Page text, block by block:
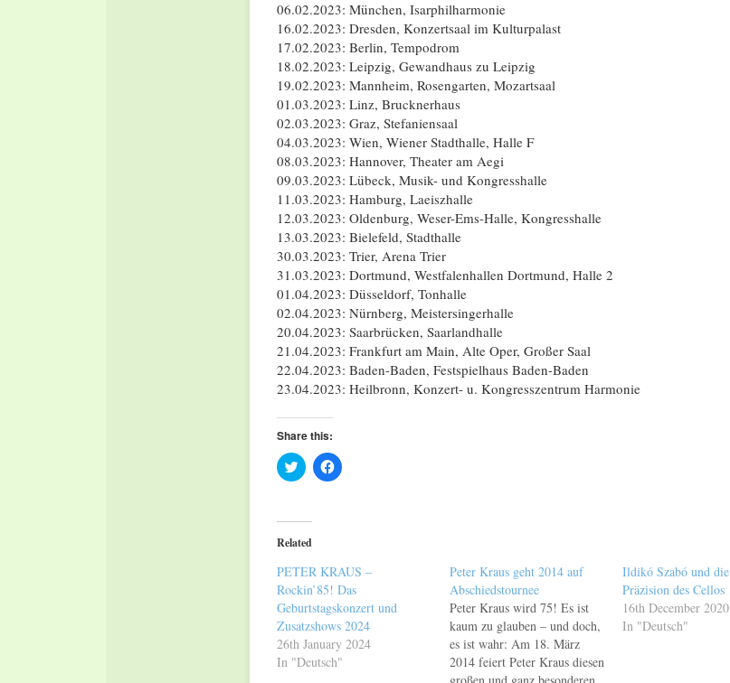
06.02.2023: München, Isarphilharmonie
16.02.2023: Dresden, Konzertsaal im Kulturpalast
17.02.2023: Berlin, Tempodrom
18.02.2023: Leipzig, Gewandhaus zu Leipzig
19.02.2023: Mannheim, Rosengarten, Mozartsaal
01.03.2023: Linz, Brucknerhaus
02.03.2023: Graz, Stefaniensaal
04.03.2023: Wien, Wiener Stadthalle, Halle F
08.03.2023: Hannover, Theater am Aegi
09.03.2023: Lübeck, Musik- und Kongresshalle
11.03.2023: Hamburg, Laeiszhalle
12.03.2023: Oldenburg, Weser-Ems-Halle, Kongresshalle
13.03.2023: Bielefeld, Stadthalle
30.03.2023: Trier, Arena Trier
31.03.2023: Dortmund, Westfalenhallen Dortmund, Halle 2
01.04.2023: Düsseldorf, Tonhalle
02.04.2023: Nürnberg, Meistersingerhalle
20.04.2023: Saarbrücken, Saarlandhalle
21.04.2023: Frankfurt am Main, Alte Oper, Großer Saal
22.04.2023: Baden-Baden, Festspielhaus Baden-Baden
23.04.2023: Heilbronn, Konzert- u. Kongresszentrum Harmonie
Share this:
Click
to
(Opens
in
new
Click
to
Related
PETER KRAUS –
Rockin’85! Das
Geburtstagskonzert und
Zusatzshows 2024
26th January 2024
In "Deutsch"
Peter Kraus geht 2014 auf
Abschiedstournee
Peter Kraus wird 75! Es ist
kaum zu glauben – und doch,
es ist wahr: Am 18. März
2014 feiert Peter Kraus diesen
Ildikó Szabó und die
Präzision des Cellos
16th December 2020
In "Deutsch"